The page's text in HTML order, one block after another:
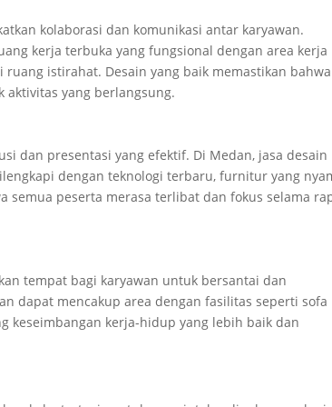
kolaborasi dan komunikasi antar karyawan.
kerja terbuka yang fungsional dengan area kerja
istirahat. Desain yang baik memastikan bahwa
yang berlangsung.
dan presentasi yang efektif. Di Medan, jasa desain
dengan teknologi terbaru, furnitur yang
semua peserta merasa terlibat dan fokus selama
tempat bagi karyawan untuk bersantai dan
dapat mencakup area dengan fasilitas seperti sofa
keseimbangan kerja-hidup yang lebih baik dan